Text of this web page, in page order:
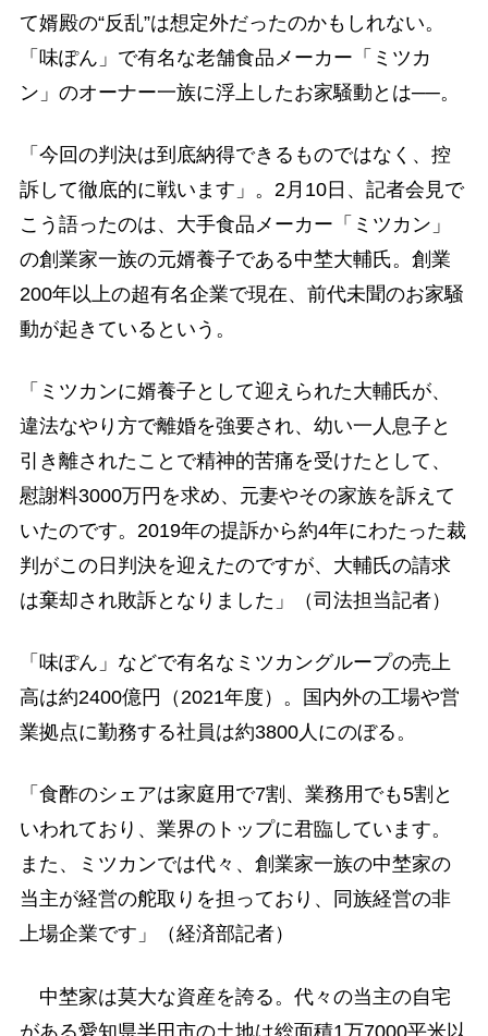
て婿殿の“反乱”は想定外だったのかもしれない。
「味ぽん」で有名な老舗食品メーカー「ミツカ
ン」のオーナー一族に浮上したお家騒動とは──。
「今回の判決は到底納得できるものではなく、控
訴して徹底的に戦います」。2月10日、記者会見で
こう語ったのは、大手食品メーカー「ミツカン」
の創業家一族の元婿養子である中埜大輔氏。創業
200年以上の超有名企業で現在、前代未聞のお家騒
動が起きているという。
「ミツカンに婿養子として迎えられた大輔氏が、
違法なやり方で離婚を強要され、幼い一人息子と
引き離されたことで精神的苦痛を受けたとして、
慰謝料3000万円を求め、元妻やその家族を訴えて
いたのです。2019年の提訴から約4年にわたった裁
判がこの日判決を迎えたのですが、大輔氏の請求
は棄却され敗訴となりました」（司法担当記者）
「味ぽん」などで有名なミツカングループの売上
高は約2400億円（2021年度）。国内外の工場や営
業拠点に勤務する社員は約3800人にのぼる。
「食酢のシェアは家庭用で7割、業務用でも5割と
いわれており、業界のトップに君臨しています。
また、ミツカンでは代々、創業家一族の中埜家の
当主が経営の舵取りを担っており、同族経営の非
上場企業です」（経済部記者）
中埜家は莫大な資産を誇る。代々の当主の自宅
がある愛知県半田市の土地は総面積1万7000平米以